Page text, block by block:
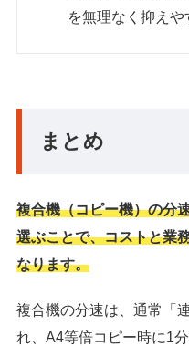
を無理なく抑えや
まとめ
複合機（コピー機）の分
選ぶことで、コストと業
なります。
複合機の分速は、通常「
れ、A4等倍コピー時に1